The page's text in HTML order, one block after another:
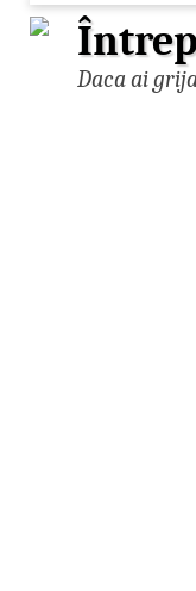
Daca ai